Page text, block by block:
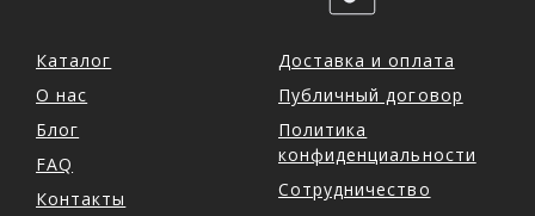
Каталог
О нас
Блог
FAQ
Контакты
Доставка и оплата
Публичный договор
Политика
конфиденциальности
Сотрудничество